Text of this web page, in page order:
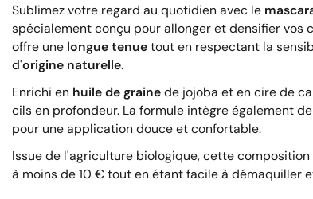
Sublimez votre regard au quotidien avec le
spécialement conçu pour allonger et densifier vos
offre une longue tenuetout en respectant la
d'origine naturelle.
Enrichi en huile de grainede jojoba et en cire de
cils en profondeur. La formule intègre également
pour une application douce et confortable.
Issue de l'agriculture biologique, cette
à moins de 10 € tout en étant facile à démaquiller